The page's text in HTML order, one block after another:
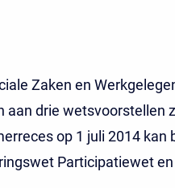
Zaken en
aan drie wetsvoorstellen
op 1 juli 2014 kan
Participatiewet